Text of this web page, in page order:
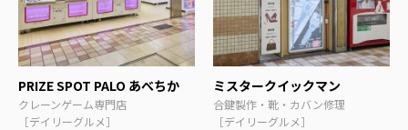
PRIZE SPOT PALO あべちか
クレーンゲーム専門店
［デイリーグルメ］
ミスタークイックマン
合鍵製作・靴・カバン修理
［デイリーグルメ］